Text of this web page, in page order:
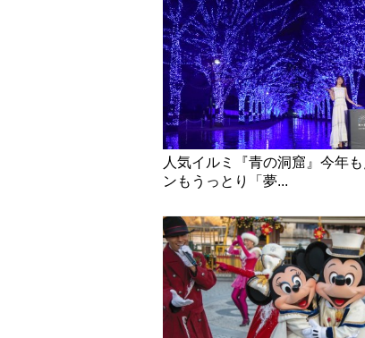
人気イルミ『青の洞窟』今年
ンもうっとり「夢...